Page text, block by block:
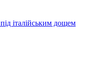
італійським дощем